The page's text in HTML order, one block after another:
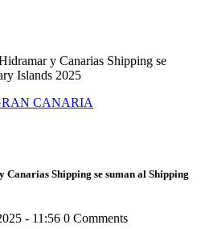
y Canarias Shipping se
Islands 2025
Canarias Shipping se suman al Shipping
- 11:56 0 Comments